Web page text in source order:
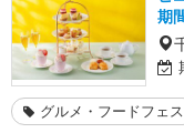
期
グルメ・フードフェス